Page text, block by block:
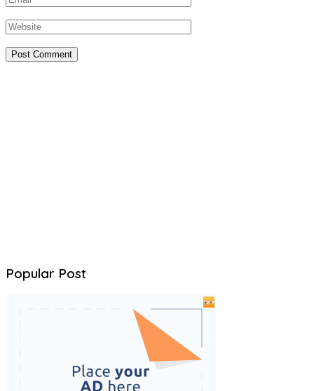
Popular Post